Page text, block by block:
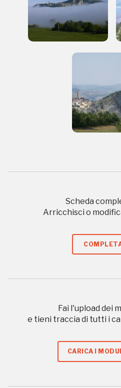
Scheda
Arricchisci o
Fai l'upload dei
e tieni traccia di tutti i
CARICA I
ISCRIVITI
Scopri tutte le
sarebbe
senza